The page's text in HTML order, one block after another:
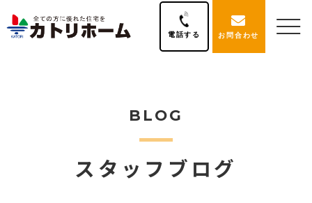
電話する お問合わせ
BLOG
スタッフブログ